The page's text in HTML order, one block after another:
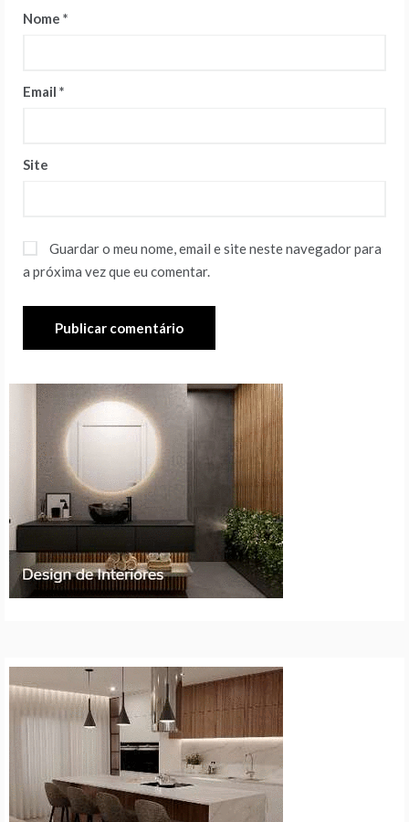
Nome *
Email *
Site
Guardar o meu nome, email e site neste navegador para
a próxima vez que eu comentar.